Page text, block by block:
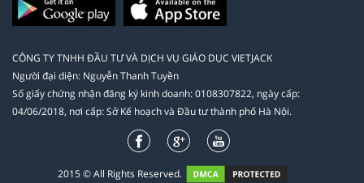
CÔNG TY TNHH ĐẦU TƯ VÀ DỊCH VỤ GIÁO DỤC VIETJACK
Người đại diện: Nguyễn Thanh Tuyền
Số giấy chứng nhận đăng ký kinh doanh: 0108307822, ngày cấp:
04/06/2018, nơi cấp: Sở Kế hoạch và Đầu tư thành phố Hà Nội.
2015 © All Rights Reserved.